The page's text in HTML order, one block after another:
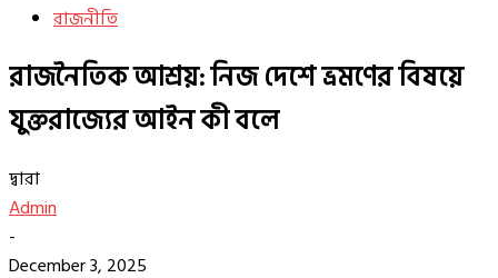
রাজনীতি
রাজনৈতিক আশ্রয়: নিজ দেশে ভ্রমণের বিষয়ে
যুক্তরাজ্যের আইন কী বলে
দ্বারা
Admin
-
December 3, 2025